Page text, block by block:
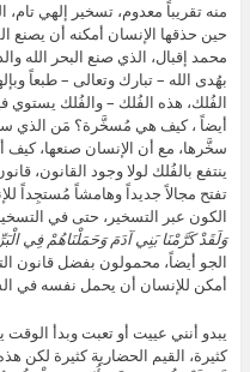
منه تقريباً معدوم، تسخير إلهي
حين حذقها الإنسان أمكنه أن يصنع
محمد إقبال، الذي صنع البحر الله
بهُدى الله – تبارك وتعالى – طبعاً
الفُلك، هذه الفُلك – والفُلك يستوي
أيضاً ، كيف هي مُسخَّرة؟ مَن الذي
سخَّرها، مع أن الإنسان صنعها، كيف
ينتفع بالفُلك لولا وجود القانون،
تفتح مجالاً جديداً وهامشاً مُستجِداً
الكون عبر التسخير، حتى في
وَلَقَدْ كَرَّمْنَا بَنِي آدَمَ وَحَمَلْنَاهُمْ فِي
الجو أيضاً، محمولون بفضل قانون
أمكن للإنسان أن يحمل نفسه في
يبدو أنني عييت أو تعبت وبدأ
كثيرة، القيم الحضارية كثيرة لكن